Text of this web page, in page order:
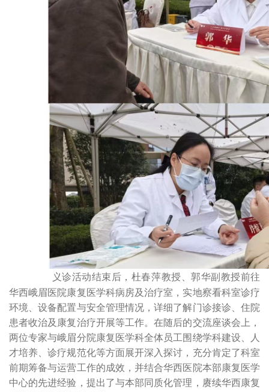
义诊活动结束后，杜春萍教授、郭华副教授前往
华西峨眉医院康复医学科病房及治疗室，实地察看科室诊疗
环境、设备配置与安全管理情况，详细了解门诊接诊、住院
患者收治及康复治疗开展等工作。在随后的交流座谈会上，
两位专家与峨眉分院康复医学科全体员工围绕学科建设、人
才培养、诊疗规范化等方面展开深入探讨，充分肯定了科室
前期筹备与运营工作的成效，并结合华西医院本部康复医学
中心的先进经验，提出了与本部同质化管理，赓续华西康复